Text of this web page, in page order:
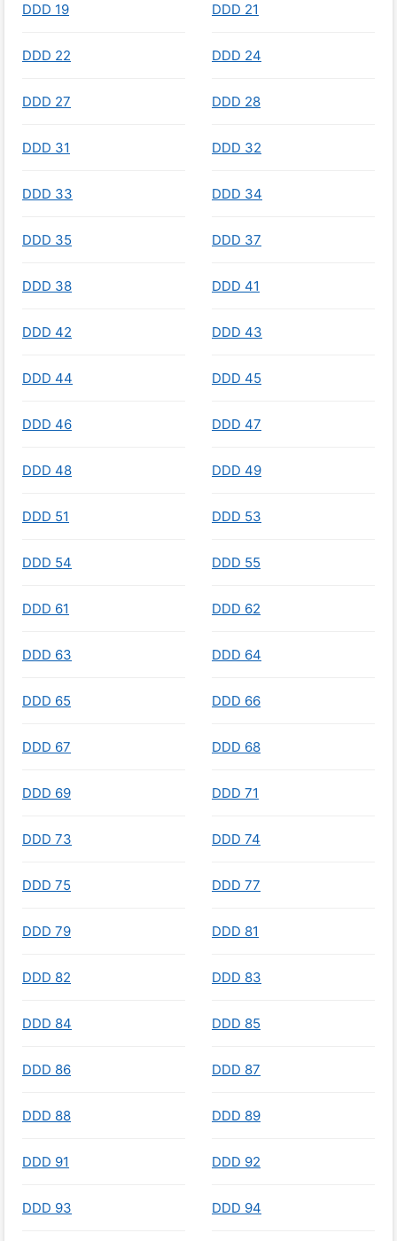
DDD 19 DDD 21
DDD 22 DDD 24
DDD 27 DDD 28
DDD 31 DDD 32
DDD 33 DDD 34
DDD 35 DDD 37
DDD 38 DDD 41
DDD 42 DDD 43
DDD 44 DDD 45
DDD 46 DDD 47
DDD 48 DDD 49
DDD 51 DDD 53
DDD 54 DDD 55
DDD 61 DDD 62
DDD 63 DDD 64
DDD 65 DDD 66
DDD 67 DDD 68
DDD 69 DDD 71
DDD 73 DDD 74
DDD 75 DDD 77
DDD 79 DDD 81
DDD 82 DDD 83
DDD 84 DDD 85
DDD 86 DDD 87
DDD 88 DDD 89
DDD 91 DDD 92
DDD 93 DDD 94